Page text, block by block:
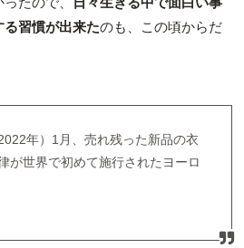
習慣が出来たのも、この頃からだ
年）1月、売れ残った新品の衣
が世界で初めて施行されたヨーロ